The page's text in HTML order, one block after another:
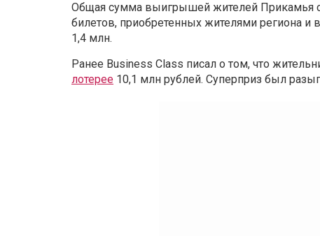
Общая сумма выигрышей жителей Прикамья
билетов, приобретенных жителями региона
1,4 млн.
Ранее Business Class писал о том, что
лотерее 10,1 млн рублей. Суперприз был